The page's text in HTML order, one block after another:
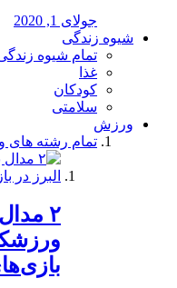
جولای 1, 2020
شیوه زندگی
تمام شیوه
غذا
کودکان
سلامتی
ورزش
تمام رشته های